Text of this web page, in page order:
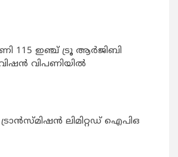
115 ഇഞ്ച് ട്രൂ ആർജിബി
വിപണിയിൽ
ലിമിറ്റഡ് ഐപിഒ